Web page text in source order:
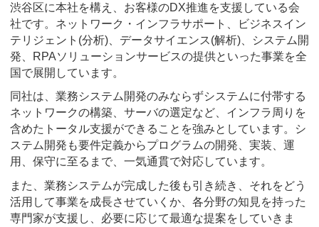
渋谷区に本社を構え、お客様のDX推進を支援している会
社です。ネットワーク・インフラサポート、ビジネスイン
テリジェント(分析)、データサイエンス(解析)、システム開
発、RPAソリューションサービスの提供といった事業を全
国で展開しています。
同社は、業務システム開発のみならずシステムに付帯する
ネットワークの構築、サーバの選定など、インフラ周りを
含めたトータル支援ができることを強みとしています。シ
ステム開発も要件定義からプログラムの開発、実装、運
用、保守に至るまで、一気通貫で対応しています。
また、業務システムが完成した後も引き続き、それをどう
活用して事業を成長させていくか、各分野の知見を持った
専門家が支援し、必要に応じて最適な提案をしていきま